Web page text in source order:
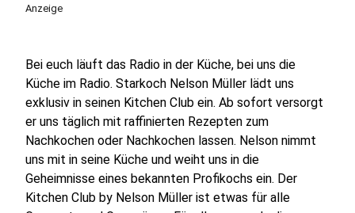
Anzeige
Bei euch läuft das Radio in der Küche, bei uns die
Küche im Radio. Starkoch Nelson Müller lädt uns
exklusiv in seinen Kitchen Club ein. Ab sofort versorgt
er uns täglich mit raffinierten Rezepten zum
Nachkochen oder Nachkochen lassen. Nelson nimmt
uns mit in seine Küche und weiht uns in die
Geheimnisse eines bekannten Profikochs ein. Der
Kitchen Club by Nelson Müller ist etwas für alle